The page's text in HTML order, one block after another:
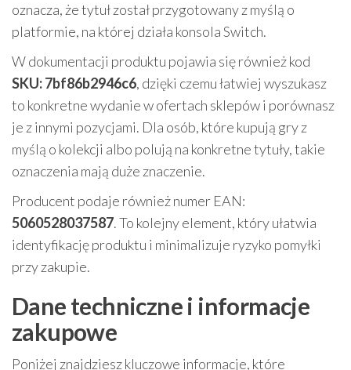
oznacza, że tytuł został przygotowany z myślą o
platformie, na której działa konsola Switch.
W dokumentacji produktu pojawia się również kod
SKU: 7bf86b2946c6, dzięki czemu łatwiej wyszukasz
to konkretne wydanie w ofertach sklepów i porównasz
je z innymi pozycjami. Dla osób, które kupują gry z
myślą o kolekcji albo polują na konkretne tytuły, takie
oznaczenia mają duże znaczenie.
Producent podaje również numer EAN:
5060528037587. To kolejny element, który ułatwia
identyfikację produktu i minimalizuje ryzyko pomyłki
przy zakupie.
Dane techniczne i informacje
zakupowe
Poniżej znajdziesz kluczowe informacje, które